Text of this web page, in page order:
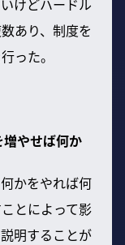
あり、制度を
った。
やせば何か
かをやれば何
とによって影
明することが